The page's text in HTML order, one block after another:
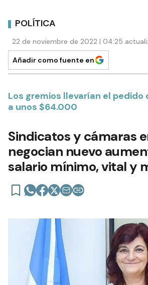
POLÍTICA
22 de noviembre de 2022 | 04:25
Añadir como fuente en
Los gremios llevarían el pedido
a unos $64.000
Sindicatos y cámaras
negocian nuevo
salario mínimo, vital y